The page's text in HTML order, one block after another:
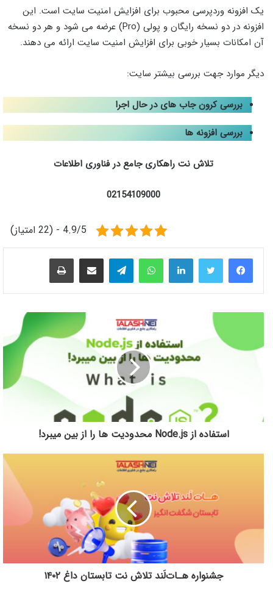
یک افزونه وردپرسی محبوب برای افزایش امنیت سایت است. این
افزونه در دو نسخه رایگان و پولی (Pro) عرضه می شود و هر دو نسخه
آن امکانات بسیار خوبی برای افزایش امنیت سایت ارائه می دهند.
دیگر موارد جهت بررسی بیشتر سایت:
بررسی کرون جاب های در حال اجرا
بررسی افزونه ها
تلاش نت راهکاری جامع در فناوری اطلاعات
02154109000
4.9/5 - (22 امتیاز)
لینکدینواتس آپ تلگرام اشتراک گذاری از طریق ایمیل چاپ
استفاده از Node.js محدودیت ها را از بین میبرد!
جشنواره هـات‌لَند تلاش‌ نت تابستان داغ ۱۴۰۲